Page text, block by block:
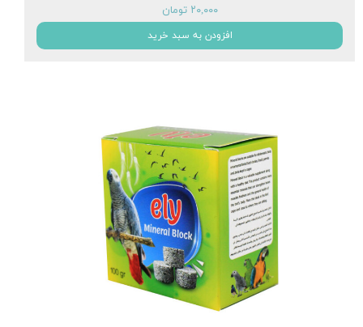
۲۰,۰۰۰ تومان
افزودن به سبد خرید